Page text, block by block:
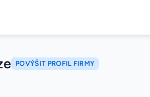
POVÝŠIT PROFIL FIRMY